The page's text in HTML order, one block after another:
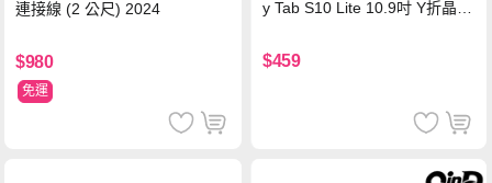
連接線 (2 公尺) 2024
$980
免運
y Tab S10 Lite 10.9吋 Y折晶透
$459